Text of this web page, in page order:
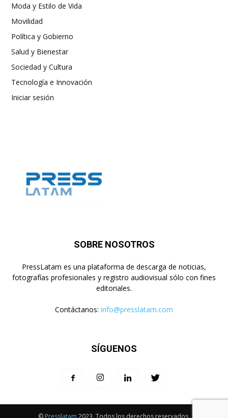
Moda y Estilo de Vida
Movilidad
Política y Gobierno
Salud y Bienestar
Sociedad y Cultura
Tecnología e Innovación
Iniciar sesión
SOBRE NOSOTROS
PressLatam es una plataforma de descarga de noticias,
fotografías profesionales y registro audiovisual sólo con fines
editoriales.
Contáctanos: info@presslatam.com
SÍGUENOS
© Presslatam 2023. Todos los derechos reservados.